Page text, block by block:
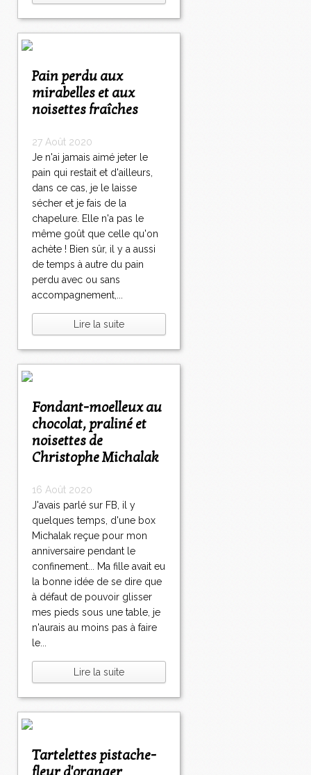
Pain perdu aux
mirabelles et aux
noisettes fraîches
27 Août 2020
Je n'ai jamais aimé jeter le
pain qui restait et d'ailleurs,
dans ce cas, je le laisse
sécher et je fais de la
chapelure. Elle n'a pas le
même goût que celle qu'on
achète ! Bien sûr, il y a aussi
de temps à autre du pain
perdu avec ou sans
accompagnement,...
Lire la suite
Fondant-moelleux au
chocolat, praliné et
noisettes de
Christophe Michalak
16 Août 2020
J'avais parlé sur FB, il y
quelques temps, d'une box
Michalak reçue pour mon
anniversaire pendant le
confinement... Ma fille avait eu
la bonne idée de se dire que
à défaut de pouvoir glisser
mes pieds sous une table, je
n'aurais au moins pas à faire
le...
Lire la suite
Tartelettes pistache-